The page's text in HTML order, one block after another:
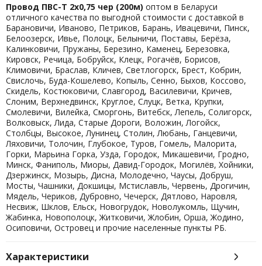
Провод ПВС-Т 2х0,75 чер (200м) оптом в Беларуси
отличного качества по выгодной стоимости с доставкой в
Барановичи, Иваново, Петриков, Барань, Ивацевичи, Пинск,
Белоозерск, Ивье, Полоцк, Белыничи, Поставы, Берёза,
Калинковичи, Пружаны, Березино, Каменец, Березовка,
Кировск, Речица, Бобруйск, Клецк, Рогачёв, Борисов,
Климовичи, Браслав, Кличев, Светлогорск, Брест, Кобрин,
Свислочь, Буда-Кошелево, Копыль, Сенно, Быхов, Коссово,
Скидель, Костюковичи, Славгород, Василевичи, Кричев,
Слоним, Верхнедвинск, Круглое, Слуцк, Ветка, Крупки,
Смолевичи, Вилейка, Сморгонь, Витебск, Лепель, Солигорск,
Волковыск, Лида, Старые Дороги, Воложин, Логойск,
Столбцы, Высокое, Лунинец, Столин, Любань, Ганцевичи,
Ляховичи, Толочин, Глубокое, Туров, Гомель, Малорита,
Горки, Марьина Горка, Узда, Городок, Микашевичи, Гродно,
Минск, Фаниполь, Миоры, Давид-Городок, Могилёв, Хойники,
Дзержинск, Мозырь, Дисна, Молодечно, Чаусы, Добруш,
Мосты, Чашники, Докшицы, Мстиславль, Червень, Дрогичин,
Мядель, Чериков, Дубровно, Чечерск, Дятлово, Наровля,
Несвиж, Шклов, Ельск, Новогрудок, Новолукомль, Щучин,
Жабинка, Новополоцк, Житковичи, Жлобин, Орша, Жодино,
Осиповичи, Островец и прочие населенные пункты РБ.
Характеристики